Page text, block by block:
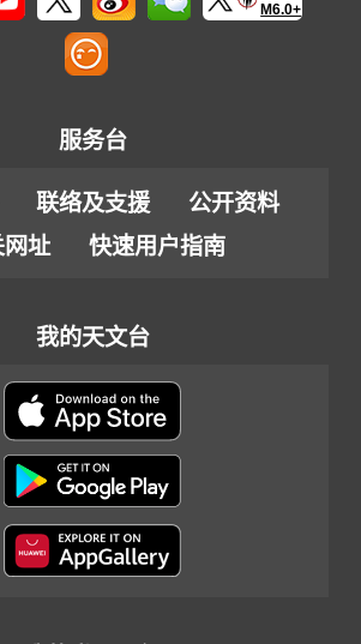
M6.0+
服务台
联络及支援
公开资料
址
快速用户指南
我的天文台